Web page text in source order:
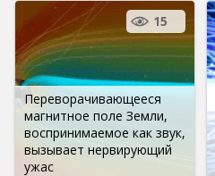
Переворачивающееся
магнитное поле Земли,
воспринимаемое как звук,
вызывает нервирующий
ужас
15